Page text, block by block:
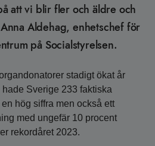
att vi blir fler och äldre och
Aldehag, enhetschef för
på Socialstyrelsen.
stadigt ökat år
Sverige 233 faktiska
hög siffra men också ett
med ungefär 10 procent
rekordåret 2023.